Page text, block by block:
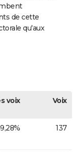
de cette
qu'aux
voix Voix
137